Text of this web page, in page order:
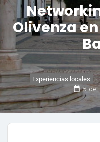
Olivenza
Experiencias locales
5 de